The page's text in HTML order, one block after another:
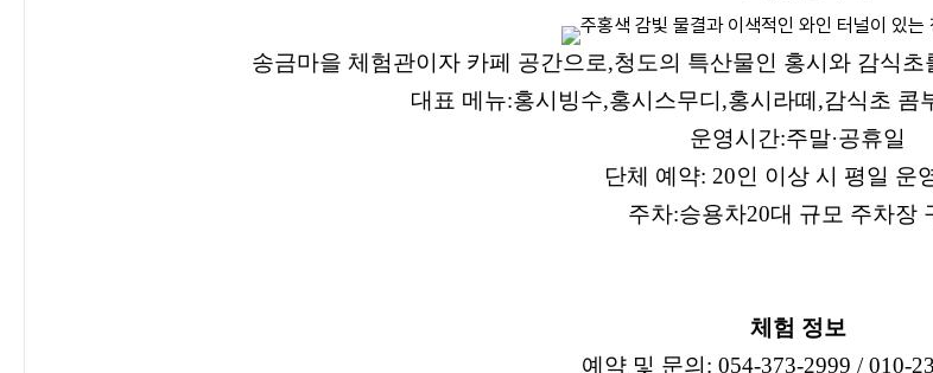
송금마을 체험관이자 카페 공간으로,청도의 특산물인 홍시와 감식
대표 메뉴:홍시빙수,홍시스무디 ,홍시라떼 ,감식초 콤
운영시간:주말·공휴일
단체 예약: 20인 이상 시 평일 운
주차:승용차20대 규모 주차장
체험 정보
예약 및 문의 : 054-373-2999 / 010-